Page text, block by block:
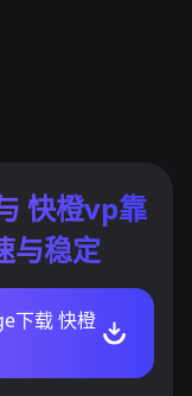
快橙vp靠
与稳定
下载 快橙